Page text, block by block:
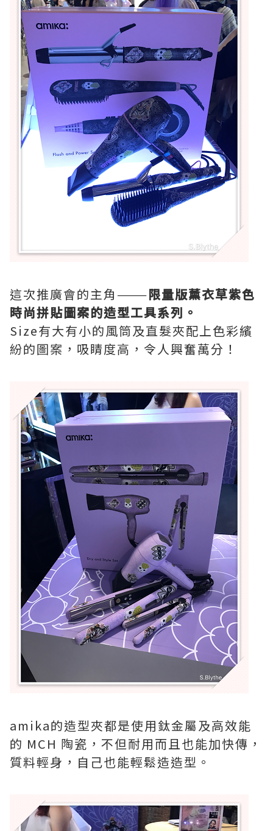
這次推廣會的主角———限量版薰衣草紫色
時尚拼貼圖案的造型工具系列。
Size有大有小的風筒及直髮夾配上色彩繽
紛的圖案，吸睛度高，令人興奮萬分 ！
amika的造型夾都是使用鈦金屬及高效能
的 MCH 陶瓷，不但耐用而且也能加快傳，
質料輕身，自己也能輕鬆造造型。